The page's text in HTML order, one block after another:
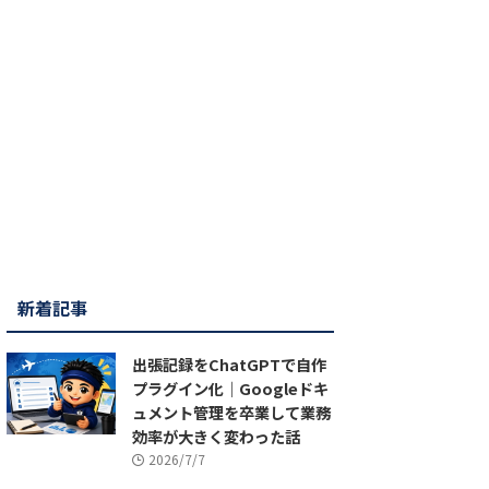
新着記事
出張記録をChatGPTで自作
プラグイン化｜Googleドキ
ュメント管理を卒業して業務
効率が大きく変わった話
2026/7/7